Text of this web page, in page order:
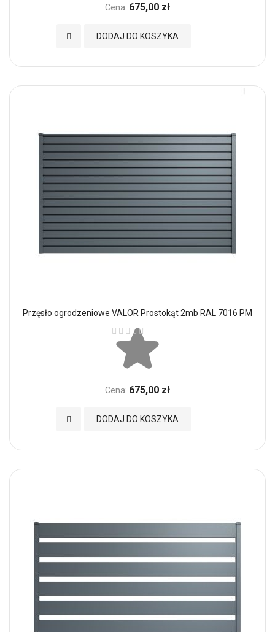
Cena: 675,00 zł
DODAJ DO KOSZYKA
Dodaj do Ulubionych
Przęsło ogrodzeniowe VALOR Prostokąt 2mb RAL 7016 PM
Ocena:
Cena: 675,00 zł
DODAJ DO KOSZYKA
Dodaj do Ulubionych